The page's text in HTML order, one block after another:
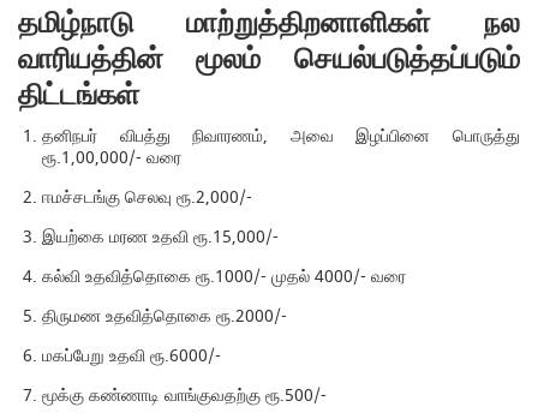
தமிழ்நாடு மாற்றுத்திறனாளிகள் நல
வாரியத்தின் மூலம் செயல்படுத்தப்படும்
திட்டங்கள்
தனிநபர் விபத்து நிவாரணம், அவை இழப்பினை பொருத்து
ரூ.1,00,000/- வரை
ஈமச்சடங்கு செலவு ரூ.2,000/-
இயற்கை மரண உதவி ரூ.15,000/-
கல்வி உதவித்தொகை ரூ.1000/- முதல் 4000/- வரை
திருமண உதவித்தொகை ரூ.2000/-
மகப்பேறு உதவி ரூ.6000/-
மூக்கு கண்ணாடி வாங்குவதற்கு ரூ.500/-